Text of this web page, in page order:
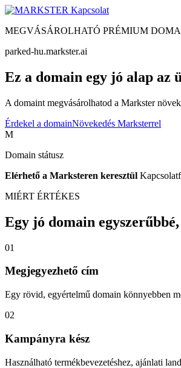
Kapcsolat
MEGVÁSÁROLHATÓ PRÉMIUM
parked-hu.markster.ai
Ez a domain egy jó alap az
A domaint megvásárolhatod a Markster
Érdekel a domainNövekedés Marksterrel
M
Domain státusz
Elérhető a Marksteren keresztül
MIÉRT ÉRTÉKES
Egy jó domain
01
Megjegyezhető cím
Egy rövid, egyértelmű domain könnyebben
02
Kampányra kész
Használható termékbevezetéshez, ajánlati